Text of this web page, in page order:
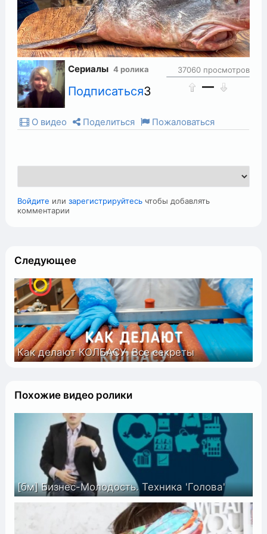
Сериалы 4 ролика
Подписаться3
37060 просмотров
—
О видео Поделиться Пожаловаться
Войдите илизарегистрируйтесь чтобы добавлять
комментарии
Следующее
Как делают КОЛБАСУ. Все секреты
Похожие видео ролики
[бм] Бизнес-Молодость. Техника 'Голова'